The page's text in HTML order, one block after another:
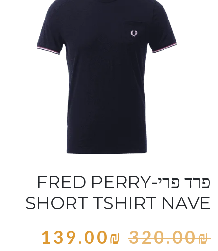
פרד פרי-FRED PERRY
SHORT TSHIRT NAVE
320.00₪
139.00₪